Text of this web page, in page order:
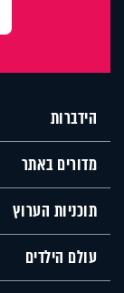
הידברות
מדורים באתר
תוכניות הערוץ
עולם הילדים